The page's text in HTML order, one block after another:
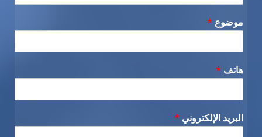
موضوع *
هاتف *
البريد الإلكتروني *